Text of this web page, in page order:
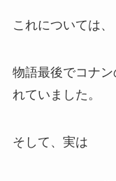
これについては、
物語最後でコナ
れていました。
そして、実は